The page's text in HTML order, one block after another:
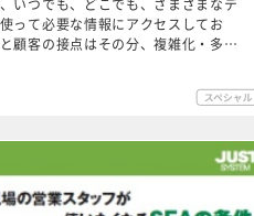
いつでも、どこでも、さまざまなデ
って必要な情報にアクセスしてお
顧客の接点はその分、複雑化・多…